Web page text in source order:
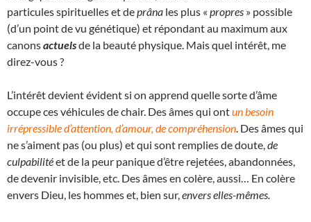
particules spirituelles et deprâna les plus « propres » possible
(d’un point de vu génétique) et répondant au maximum aux
canonsactuelsde la beauté physique. Mais quel intérêt, me
direz-vous ?
L’intérêt devient évident si on apprend quelle sorte d’âme
occupe ces véhicules de chair. Des âmes qui ontun besoin
irrépressible d’attention, d’amour, de compréhension . Des âmes qui
ne s’aiment pas (ou plus) et qui sont remplies de doute, de
culpabilitéet de la peur panique d’être rejetées, abandonnées,
de devenir invisible, etc. Des âmes en colère, aussi… En colère
envers Dieu, les hommes et, bien sur, envers elles-mêmes.